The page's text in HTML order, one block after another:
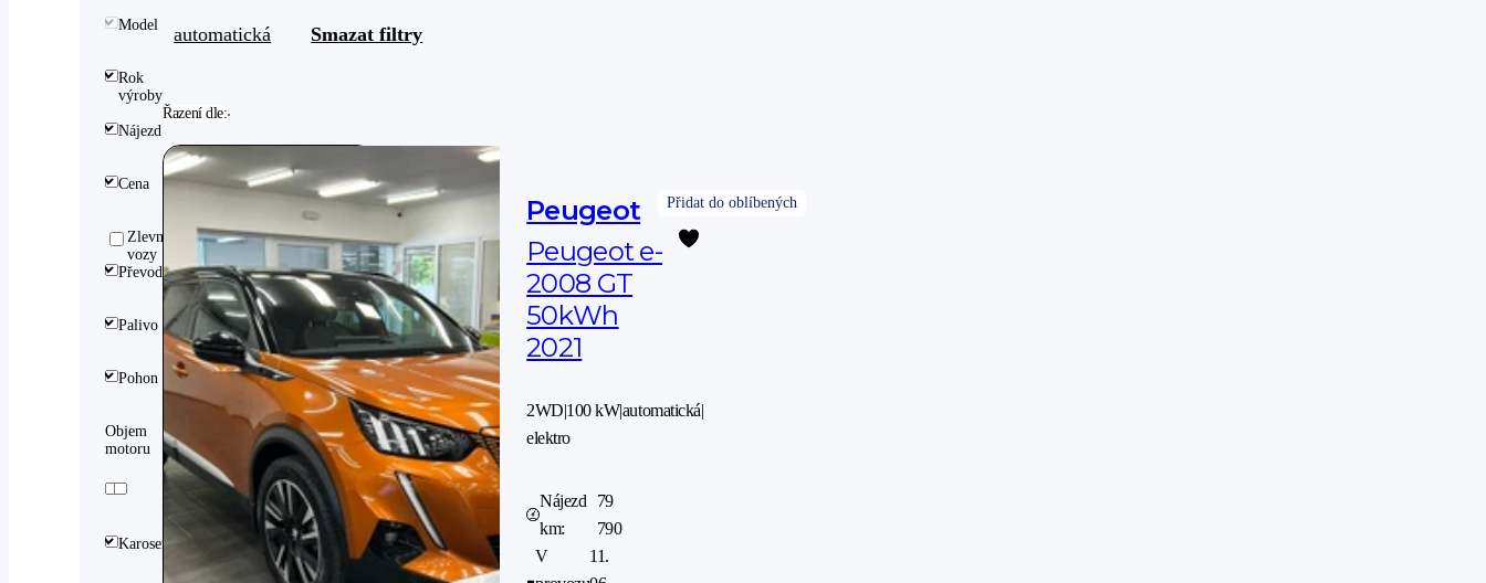
Model
Rok
výroby
Nájezd
Cena
Zlevněné
vozy
Převodovka
Palivo
Pohon
Objem
motoru
Karoserie
automatická Smazat filtry
Řazení dle:
Peugeot
Peugeot e-
2008 GT
50kWh
2021
2WD|100 kW|automatická|
elektro
Nájezd
km:
79
790
V
11.